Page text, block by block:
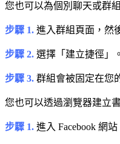
您也可以為個別聊天或群
步驟 1. 進入群組頁面，然
步驟 2. 選擇「建立捷徑」。
步驟 3. 群組會被固定在您
您也可以透過瀏覽器建立
步驟 1. 進入 Facebook 網站